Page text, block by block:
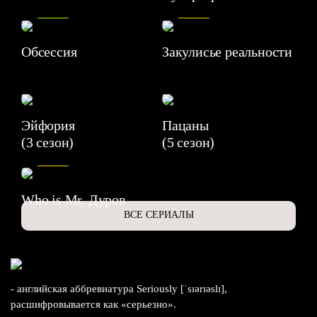
Обсессия
7.1
Закулисье реальности
Эйфория
(3 сезон)
Пацаны
(5 сезон)
Who is Mr. Дуров
ВСЕ СЕРИАЛЫ
- английская аббревиатура Seriously [ˈsɪərɪəslɪ],
расшифровывается как «серьезно».